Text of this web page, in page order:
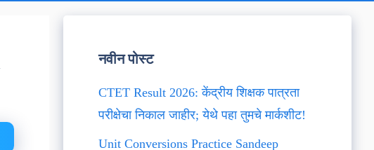
नवीन पोस्ट
CTET Result 2026: केंद्रीय शिक्षक पात्रता
परीक्षेचा निकाल जाहीर; येथे पहा तुमचे मार्कशीट!
Unit Conversions Practice Sandeep